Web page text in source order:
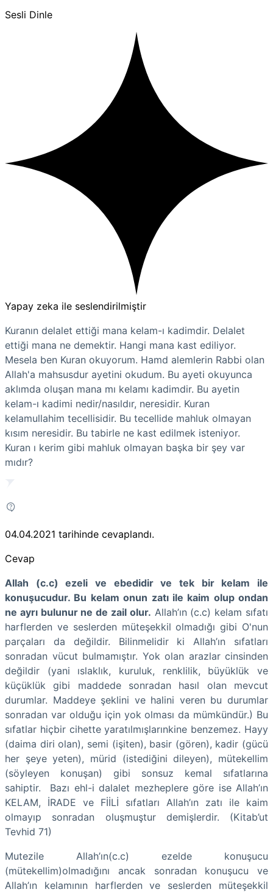
Sesli Dinle
Yapay zeka ile seslendirilmiştir
Kuranın delalet ettiği mana kelam-ı kadimdir. Delalet
ettiği mana ne demektir. Hangi mana kast ediliyor.
Mesela ben Kuran okuyorum. Hamd alemlerin Rabbi olan
Allah'a mahsusdur ayetini okudum. Bu ayeti okuyunca
aklımda oluşan mana mı kelamı kadimdir. Bu ayetin
kelam-ı kadimi nedir/nasıldır, neresidir. Kuran
kelamullahim tecellisidir. Bu tecellide mahluk olmayan
kısım neresidir. Bu tabirle ne kast edilmek isteniyor.
Kuran ı kerim gibi mahluk olmayan başka bir şey var
mıdır?
04.04.2021 tarihinde cevaplandı.
Cevap
Allah (c.c) ezeli ve ebedidir ve tek bir kelam ile
konuşucudur. Bu kelam onun zatı ile kaim olup ondan
ne ayrı bulunur ne de zail olur. Allah’ın (c.c) kelam sıfatı
harflerden ve seslerden müteşekkil olmadığı gibi O'nun
parçaları da değildir. Bilinmelidir ki Allah’ın sıfatları
sonradan vücut bulmamıştır. Yok olan arazlar cinsinden
değildir (yani ıslaklık, kuruluk, renklilik, büyüklük ve
küçüklük gibi maddede sonradan hasıl olan mevcut
durumlar. Maddeye şeklini ve halini veren bu durumlar
sonradan var olduğu için yok olması da mümkündür.) Bu
sıfatlar hiçbir cihette yaratılmışlarınkine benzemez. Hayy
(daima diri olan), semi (işiten), basir (gören), kadir (gücü
her şeye yeten), mürid (istediğini dileyen), mütekellim
(söyleyen konuşan) gibi sonsuz kemal sıfatlarına
sahiptir. Bazı ehl-i dalalet mezheplere göre ise Allah’ın
KELAM, İRADE ve FİİLİ sıfatları Allah’ın zatı ile kaim
olmayıp sonradan oluşmuştur demişlerdir. (Kitab’ut
Tevhid 71)
Mutezile Allah’ın(c.c) ezelde konuşucu
(mütekellim)olmadığını ancak sonradan konuşucu ve
Allah’ın kelamının harflerden ve seslerden müteşekkil